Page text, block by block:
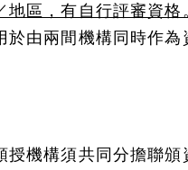
地區，有自行評審資格
於由兩間機構同時作為
授機構須共同分擔聯頒